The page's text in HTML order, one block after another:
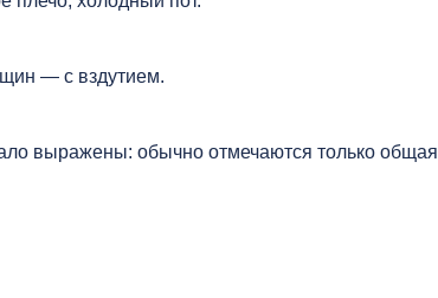
— с вздутием.
выражены: обычно отмечаются только общая